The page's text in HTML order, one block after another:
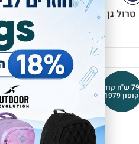
טרול גן מיקי מאוס כחול כהה Kal Gav
79 ש"ח קוד
קופון 1979